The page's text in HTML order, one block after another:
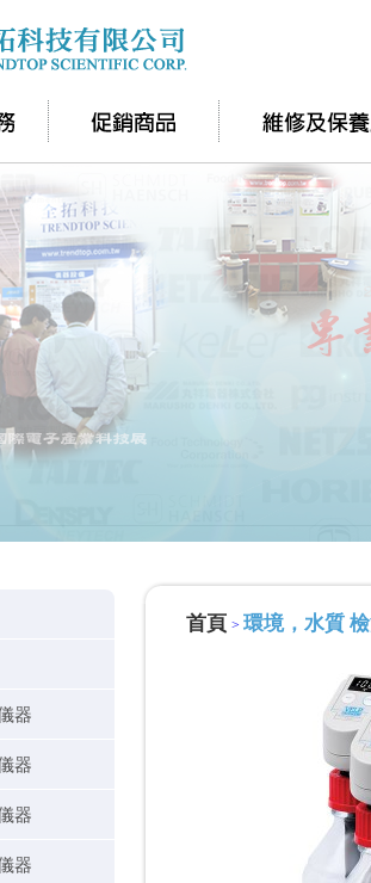
器
器
器
器
首頁 > 環境，水質